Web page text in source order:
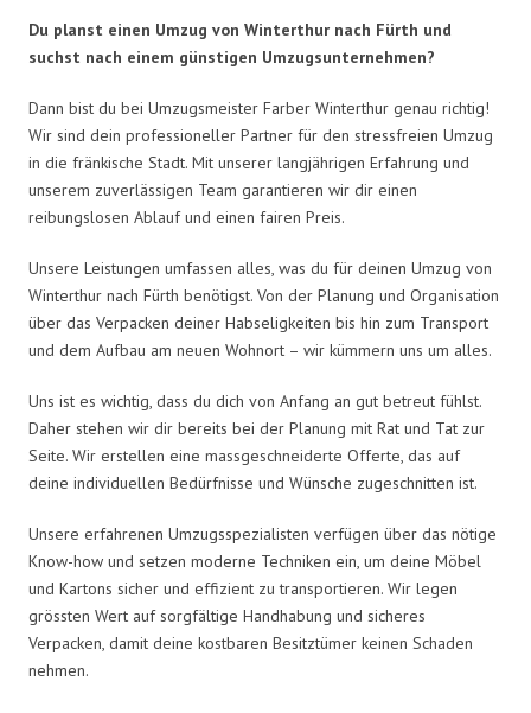
Du planst einen Umzug von Winterthur nach Fürth und
suchst nach einem günstigen Umzugsunternehmen?
Dann bist du bei Umzugsmeister Farber Winterthur genau richtig!
Wir sind dein professioneller Partner für den stressfreien Umzug
in die fränkische Stadt. Mit unserer langjährigen Erfahrung und
unserem zuverlässigen Team garantieren wir dir einen
reibungslosen Ablauf und einen fairen Preis.
Unsere Leistungen umfassen alles, was du für deinen Umzug von
Winterthur nach Fürth benötigst. Von der Planung und Organisation
über das Verpacken deiner Habseligkeiten bis hin zum Transport
und dem Aufbau am neuen Wohnort – wir kümmern uns um alles.
Uns ist es wichtig, dass du dich von Anfang an gut betreut fühlst.
Daher stehen wir dir bereits bei der Planung mit Rat und Tat zur
Seite. Wir erstellen eine massgeschneiderte Offerte, das auf
deine individuellen Bedürfnisse und Wünsche zugeschnitten ist.
Unsere erfahrenen Umzugsspezialisten verfügen über das nötige
Know-how und setzen moderne Techniken ein, um deine Möbel
und Kartons sicher und effizient zu transportieren. Wir legen
grössten Wert auf sorgfältige Handhabung und sicheres
Verpacken, damit deine kostbaren Besitztümer keinen Schaden
nehmen.